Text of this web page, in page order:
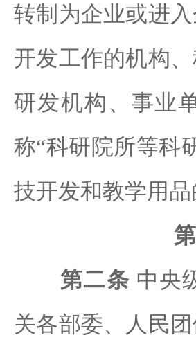
转制为企业或进
开发工作的机构
研发机构、事业
称“科研院所等科
技开发和教学用
第二条 中央
关各部委、人民